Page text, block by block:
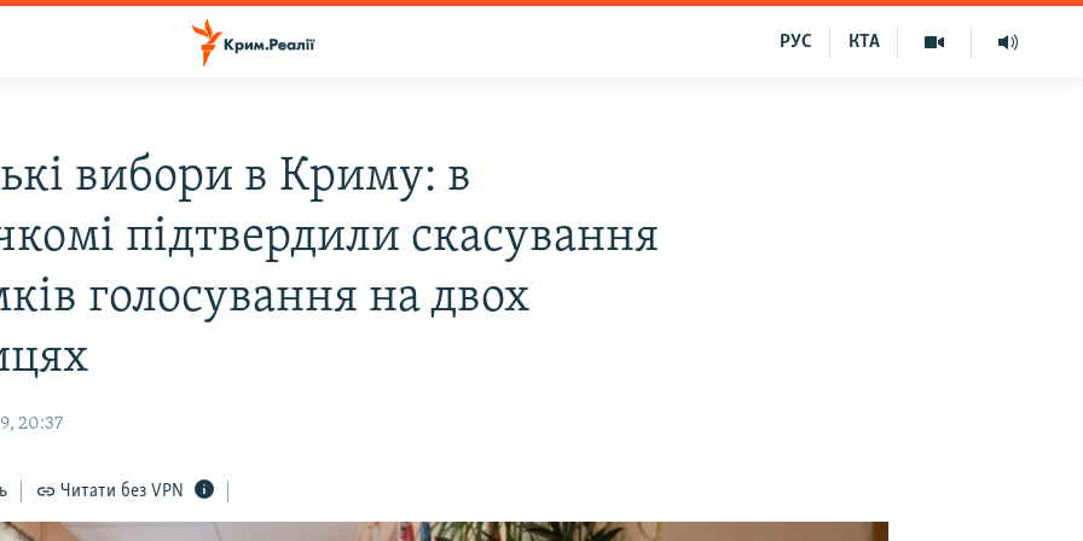
КТА
РУС
вибори в Криму: в
підтвердили скасування
голосування на двох
20:37
Читати без VPN